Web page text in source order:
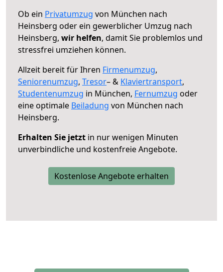
Ob ein Privatumzug von München nach
Heinsberg oder ein gewerblicher Umzug nach
Heinsberg, wir helfen, damit Sie problemlos und
stressfrei umziehen können.
Allzeit bereit für Ihren Firmenumzug,
Seniorenumzug, Tresor– & Klaviertransport,
Studentenumzug in München, Fernumzug oder
eine optimale Beiladung von München nach
Heinsberg.
Erhalten Sie jetzt in nur wenigen Minuten
unverbindliche und kostenfreie Angebote.
Kostenlose Angebote erhalten